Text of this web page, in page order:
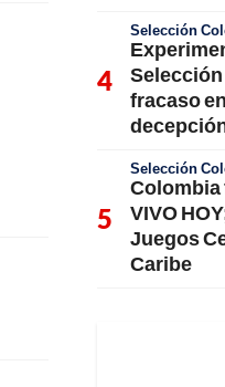
Selección
fracaso
Selección
Colombia
VIVO
Juegos
Caribe